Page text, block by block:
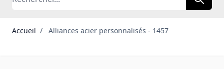
Accueil / Alliances acier personnalisés - 1457